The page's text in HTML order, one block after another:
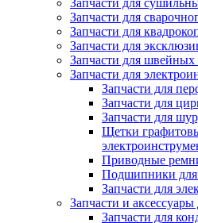
Запчасти для
Запчасти для
Запчасти для
Запчасти для
Запчасти для
Запчасти для
Запчасти для
Запчасти для
Запчасти для
Щетки
Приводные
Подшипники для
Запчасти для
Запчасти и
Запчасти для